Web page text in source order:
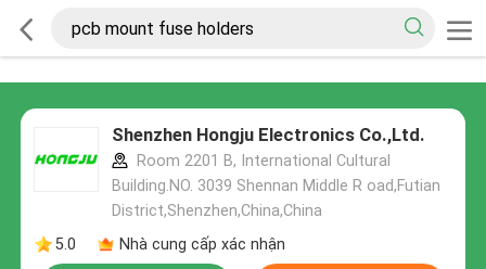
Shenzhen Hongju Electronics Co.,Ltd.
Room 2201 B, International Cultural
Building.NO. 3039 Shennan Middle R oad,Futian
District,Shenzhen,China,China
5.0
Nhà cung cấp xác nhận